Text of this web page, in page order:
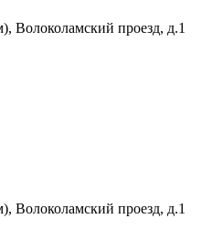
Волоколамский проезд, д.1
Волоколамский проезд, д.1